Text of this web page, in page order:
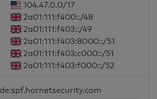
104.47.0.0/17
2a01:111:f400::/48
2a01:111:f403::/49
2a01:111:f403:8000::/51
2a01:111:f403:c000::/51
2a01:111:f403:f000::/52